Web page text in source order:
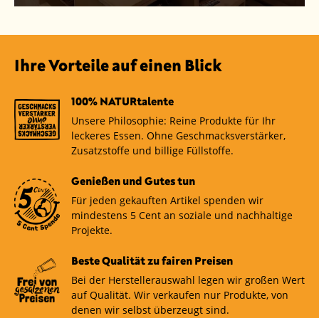
Ihre Vorteile auf einen Blick
100% NATURtalente
Unsere Philosophie: Reine Produkte für Ihr
leckeres Essen. Ohne Geschmacksverstärker,
Zusatzstoffe und billige Füllstoffe.
Genießen und Gutes tun
Für jeden gekauften Artikel spenden wir
mindestens 5 Cent an soziale und nachhaltige
Projekte.
Beste Qualität zu fairen Preisen
Bei der Herstellerauswahl legen wir großen Wert
auf Qualität. Wir verkaufen nur Produkte, von
denen wir selbst überzeugt sind.